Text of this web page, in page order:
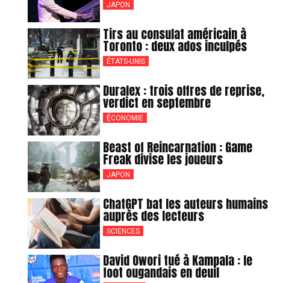
JAPON
Tirs au consulat américain à
Toronto : deux ados inculpés
ÉTATS-UNIS
Duralex : trois offres de reprise,
verdict en septembre
ÉCONOMIE
Beast of Reincarnation : Game
Freak divise les joueurs
JAPON
ChatGPT bat les auteurs humains
auprès des lecteurs
SCIENCES
David Owori tué à Kampala : le
foot ougandais en deuil